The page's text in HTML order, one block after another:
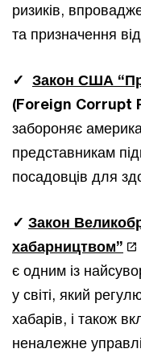
ризиків,
та призначення
✓ Закон США
(Foreign Corrupt
забороняє
представникам
посадовців для
✓ Закон
хабарництвом”
є одним із
у світі, який
хабарів, і також
неналежне